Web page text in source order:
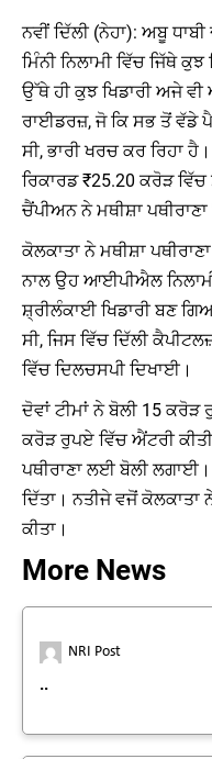
ਨਵੀਂ ਦਿੱਲੀ (ਨੇਹਾ): ਅਬੂ
ਮਿੰਨੀ ਨਿਲਾਮੀ ਵਿੱਚ ਜਿੱਥੇ
ਉੱਥੇ ਹੀ ਕੁਝ ਖਿਡਾਰੀ ਅਜੇ
ਰਾਈਡਰਜ਼, ਜੋ ਕਿ ਸਭ ਤੋਂ ਵੱਡੇ
ਸੀ, ਭਾਰੀ ਖਰਚ ਕਰ ਰਿਹਾ
ਰਿਕਾਰਡ ₹25.20 ਕਰੋੜ ਵਿੱਚ
ਚੈਂਪੀਅਨ ਨੇ ਮਥੀਸ਼ਾ ਪਥੀਰਾਣਾ
ਕੋਲਕਾਤਾ ਨੇ ਮਥੀਸ਼ਾ
ਨਾਲ ਉਹ ਆਈਪੀਐਲ
ਸ਼੍ਰੀਲੰਕਾਈ ਖਿਡਾਰੀ ਬਣ
ਸੀ, ਜਿਸ ਵਿੱਚ ਦਿੱਲੀ
ਵਿੱਚ ਦਿਲਚਸਪੀ ਦਿਖਾਈ।
ਦੋਵਾਂ ਟੀਮਾਂ ਨੇ ਬੋਲੀ 15 ਕਰੋੜ
ਕਰੋੜ ਰੁਪਏ ਵਿੱਚ ਐਂਟਰੀ
ਪਥੀਰਾਣਾ ਲਈ ਬੋਲੀ
ਦਿੱਤਾ। ਨਤੀਜੇ ਵਜੋਂ
ਕੀਤਾ।
More News
NRI Post
..